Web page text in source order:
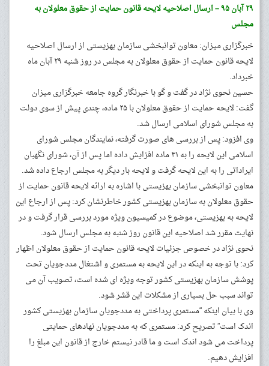
۲۹ آبان ۹۵ – ارسال اصلاحیه لایحه قانون حمایت از حقوق معلولان به
مجلس
خبرگزاری میزان: معاون توانبخشی سازمان بهزیستی از ارسال اصلاحیه
لایحه قانون حمایت از حقوق معلولان به مجلس در روز شنبه ۲۹ آبان ماه
خبرداد.
حسین نحوی نژاد در گفت و گو با خبرنگار گروه جامعه خبرگزاری میزان
گفت: لایحه حمایت از حقوق معلولان با ۲۵ ماده، چندی پیش از سوی دولت
به مجلس شورای اسلامی ارسال شد.
وی افزود: پس از بررسی های صورت گرفته، نمایندگان مجلس شورای
اسلامی این لایحه را به ۳۱ ماده افزایش داده اما پس از آن، شورای نگهبان
ایراداتی را به این لایحه گرفت و لایحه بار دیگر به مجلس ارجاع داده شد.
معاون توانبخشی سازمان بهزیستی با اشاره به ارائه لایحه قانون حمایت از
حقوق معلولان به سازمان بهزیستی کشور خاطرنشان کرد: پس از ارجاع این
لایحه به بهزیستی، موضوع در کمیسیون ویژه مورد بررسی قرار گرفت و در
نهایت مقرر شد اصلاحیه این قانون روز شنبه به مجلس ارسال شود.
نحوی نژاد در خصوص جزئیات لایحه قانون حمایت از حقوق معلولان اظهار
کرد: با توجه به اینکه در این لایحه به مستمری و اشتغال مددجویان تحت
پوشش سازمان بهزیستی کشور توجه ویژه ای شده است، تصویب آن می
تواند سبب حل بسیاری از مشکلات این قشر شود.
وی با بیان اینکه “مستمری پرداختی به مددجویان سازمان بهزیستی کشور
اندک است” تصریح کرد: مستمری که به مددجویان نهادهای حمایتی
پرداخت می شود اندک است و ما قادر نیستم خارج از قانون این مبلغ را
افزایش دهیم.